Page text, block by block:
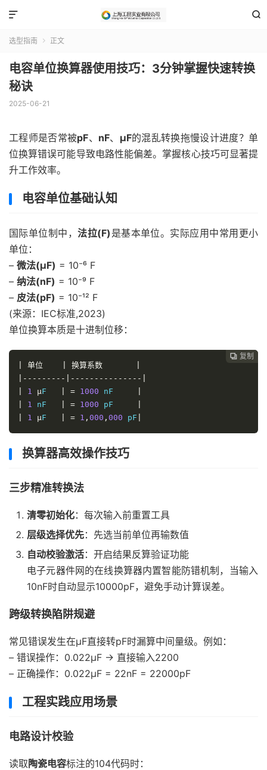


选型指南  正文
电容单位换算器使用技巧：3分钟掌握快速转换
秘诀
2025-06-21
工程师是否常被pF、 nF、 μF的混乱转换拖慢设计进度？单
位换算错误可能导致电路性能偏差。掌握核心技巧可显著提
升工作效率。
电容单位基础认知
国际单位制中，法拉(F) 是基本单位。实际应用中常用更小
单位：
– 微法(μF) = 10⁻⁶ F
– 纳法(nF) = 10⁻⁹ F
– 皮法(pF) = 10⁻¹² F
(来源：IEC标准,2023)
单位换算本质是十进制位移：
 复制
单位 换算系数
|---------|---------------|
1 μF = 1000 nF
1 nF = 1000 pF
1 μF = 1 , 000 , 000 pF
换算器高效操作技巧
三步精准转换法
清零初始化：每次输入前重置工具
层级选择优先：先选当前单位再输数值
自动校验激活：开启结果反算验证功能
电子元器件网的在线换算器内置智能防错机制，当输入
10nF时自动显示10000pF，避免手动计算误差。
跨级转换陷阱规避
常见错误发生在μF直接转pF时漏算中间量级。例如：
– 错误操作：0.022μF → 直接输入2200
– 正确操作：0.022μF = 22nF = 22000pF
工程实践应用场景
电路设计校验
读取 陶瓷电容标注的104代码时：